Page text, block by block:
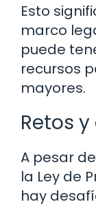
Esto
marco
puede
recursos
mayores.
Retos
A pesar
la Ley de
hay